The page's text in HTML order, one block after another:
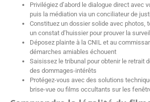
Privilégiez d’abord le dialogue direct avec
puis la médiation via un conciliateur de
Constituez un dossier solide avec photos,
un constat d’huissier pour prouver la
Déposez plainte à la CNIL et au
démarches amiables échouent
Saisissez le tribunal pour obtenir le retrait
des dommages-intérêts
Protégez-vous avec des solutions
brise-vue ou films occultants sur les